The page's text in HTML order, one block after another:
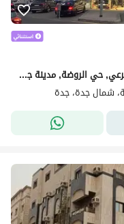
عمارة للبيع في شارع طريق المدينة المنورة فرعي, حي الروضة, مدينة جدة, منطقة مكة المكرمة
شمال جدة، جدة